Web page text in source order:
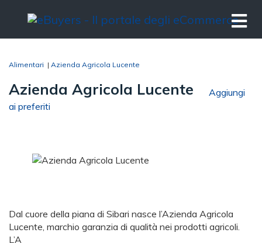
Alimentari | Azienda Agricola Lucente
Azienda Agricola Lucente
Aggiungi
ai preferiti
Dal cuore della piana di Sibari nasce l’Azienda Agricola
Lucente, marchio garanzia di qualità nei prodotti agricoli.
L’A